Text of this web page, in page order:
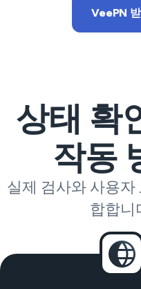
VeePN
상태 확
작동
실제 검사와 사용자
합합니